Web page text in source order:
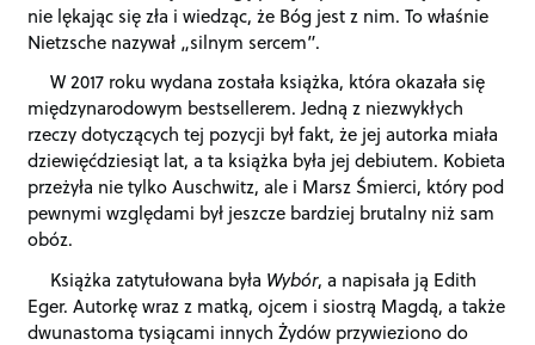
nie lękając się zła i wiedząc, że Bóg jest z nim. To właśnie
Nietzsche nazywał „silnym sercem”.
W 2017 roku wydana została książka, która okazała się
międzynarodowym bestsellerem. Jedną z niezwykłych
rzeczy dotyczących tej pozycji był fakt, że jej autorka miała
dziewięćdziesiąt lat, a ta książka była jej debiutem. Kobieta
przeżyła nie tylko Auschwitz, ale i Marsz Śmierci, który pod
pewnymi względami był jeszcze bardziej brutalny niż sam
obóz.
Książka zatytułowana była Wybór, a napisała ją Edith
Eger. Autorkę wraz z matką, ojcem i siostrą Magdą, a także
dwunastoma tysiącami innych Żydów przywieziono do